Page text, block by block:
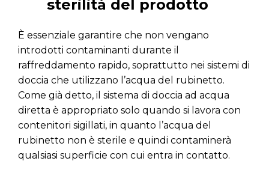
sterilità del prodotto
È essenziale garantire che non vengano
introdotti contaminanti durante il
raffreddamento rapido, soprattutto nei sistemi di
doccia che utilizzano l’acqua del rubinetto.
Come già detto, il sistema di doccia ad acqua
diretta è appropriato solo quando si lavora con
contenitori sigillati, in quanto l’acqua del
rubinetto non è sterile e quindi contaminerà
qualsiasi superficie con cui entra in contatto.